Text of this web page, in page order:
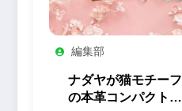
編集部
ナダヤが猫モチーフ
の本革コンパクト長